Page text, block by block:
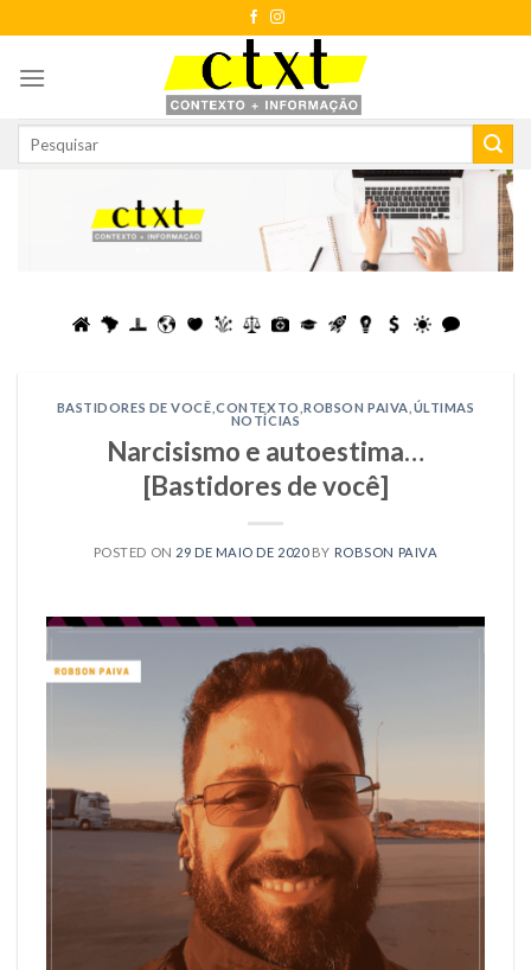
to
content
BASTIDORES DE VOCÊ ,CONTEXTO ,ROBSON PAIVA ÚLTIMAS
NOTÍCIAS
Narcisismo e autoestima…
[Bastidores de você]
POSTED ON 29 DE MAIO DE 2020BY ROBSON PAIVA